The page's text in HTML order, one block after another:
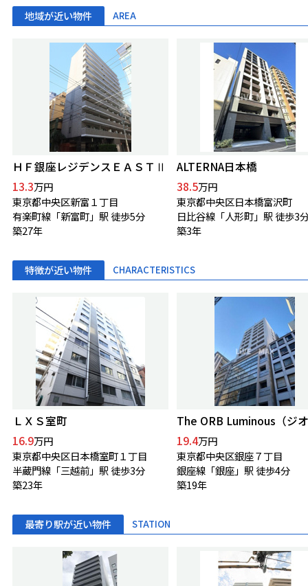
地域が近い物件 AREA
ＨＦ銀座レジデンスＥＡＳＴⅡ
13.3万円
東京都中央区新富１丁目
有楽町線「新富町」駅 徒歩5分
築27年
ALTERNA日本橋
38.5万円
東京都中央区日本橋富沢町
日比谷線「人形町」駅 徒歩3
築3年
特徴が近い物件 CHARACTERISTICS
ＬＸＳ室町
16.9万円
東京都中央区日本橋室町１丁目
半蔵門線「三越前」駅 徒歩3分
築23年
19.4万円
東京都中央区銀座７丁目
銀座線「銀座」駅 徒歩4分
築19年
最寄り駅が近い物件 STATION